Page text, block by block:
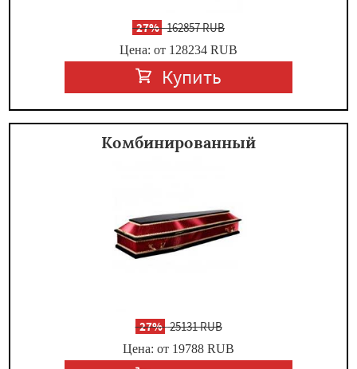
-27%162857 RUB
Цена: от 128234 RUB
Купить
Комбинированный
-27%25131 RUB
Цена: от 19788 RUB